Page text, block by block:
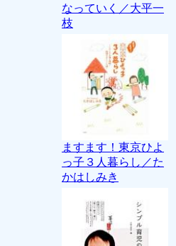
なっていく／大平一
枝
ますます！東京ひよ
っ子３人暮らし／た
かはしみき